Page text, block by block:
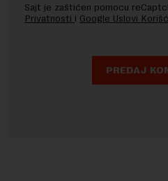
Sajt je zaštićen pomocu
Privatnosti i Google Uslovi